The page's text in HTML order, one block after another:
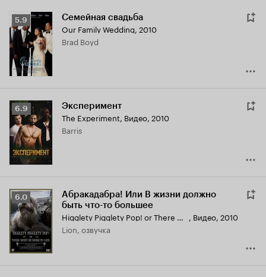
Рейтинг
Кинопоиска
5.9
5.9 Семейная свадьба
Our Family Wedding, 2010
Brad Boyd
Рейтинг
Кинопоиска
6.9
6.9 Эксперимент
The Experiment, Видео, 2010
Barris
Рейтинг
Кинопоиска
6.0
6.0
Абракадабра! Или В жизни должно
быть что-то большее
Higglety Pigglety Pop! or There Must Be More to Life , Видео, 2010
Lion, озвучка